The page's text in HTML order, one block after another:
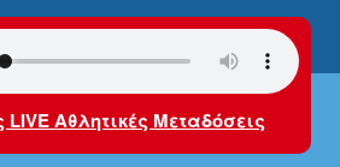
LIVE Αθλητικές Μεταδόσεις